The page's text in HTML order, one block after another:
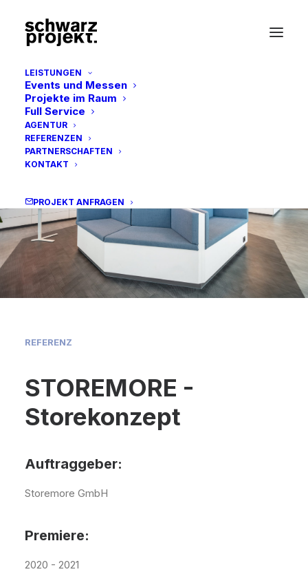
LEISTUNGEN
Events und Messen
Projekte im Raum
Full Service
AGENTUR
REFERENZEN
PARTNERSCHAFTEN
KONTAKT
PROJEKT ANFRAGEN
REFERENZ
STOREMORE -
Storekonzept
Auftraggeber:
Storemore GmbH
Premiere:
2020 - 2021